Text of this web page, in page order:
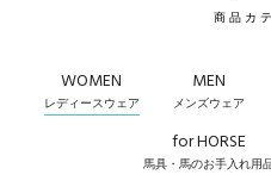
商品カ
WOMEN
レディースウェア
MEN
メンズウェア
for HORSE
馬具・馬のお手入れ用